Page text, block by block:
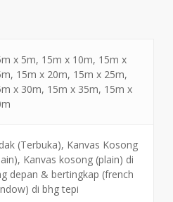
x 5m, 15m x 10m, 15m x
15m x 20m, 15m x 25m,
x 30m, 15m x 35m, 15m x
(Terbuka), Kanvas Kosong
Kanvas kosong (plain) di
depan & bertingkap (french
di bhg tepi